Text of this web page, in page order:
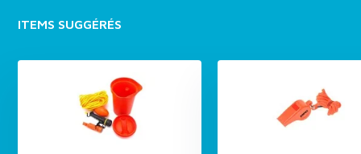
ITEMS SUGGÉRÉS